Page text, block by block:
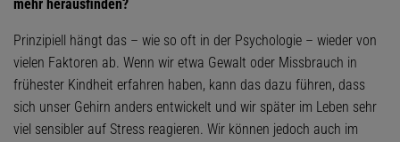
mehr herausfinden?
Prinzipiell hängt das – wie so oft in der Psychologie – wieder von
vielen Faktoren ab. Wenn wir etwa Gewalt oder Missbrauch in
frühester Kindheit erfahren haben, kann das dazu führen, dass
sich unser Gehirn anders entwickelt und wir später im Leben sehr
viel sensibler auf Stress reagieren. Wir können jedoch auch im